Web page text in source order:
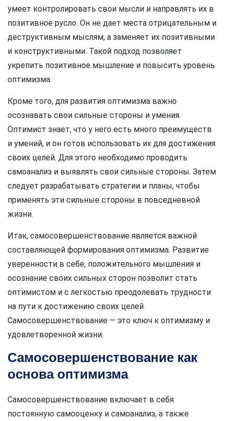
умеет контролировать свои мысли и направлять их в
позитивное русло. Он не дает места отрицательным и
деструктивным мыслям, а заменяет их позитивными
и конструктивными. Такой подход позволяет
укрепить позитивное мышление и повысить уровень
оптимизма.
Кроме того, для развития оптимизма важно
осознавать свои сильные стороны и умения.
Оптимист знает, что у него есть много преимуществ
и умений, и он готов использовать их для достижения
своих целей. Для этого необходимо проводить
самоанализ и выявлять свои сильные стороны. Затем
следует разрабатывать стратегии и планы, чтобы
применять эти сильные стороны в повседневной
жизни.
Итак, самосовершенствование является важной
составляющей формирования оптимизма. Развитие
уверенности в себе, положительного мышления и
осознание своих сильных сторон позволит стать
оптимистом и с легкостью преодолевать трудности
на пути к достижению своих целей.
Самосовершенствование — это ключ к оптимизму и
удовлетворенной жизни.
Самосовершенствование как
основа оптимизма
Самосовершенствование включает в себя
постоянную самооценку и самоанализ, а также